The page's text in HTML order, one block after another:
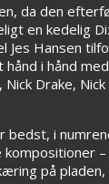
da den
en kedelig
Jes Hansen
i hånd
Drake,
i
på